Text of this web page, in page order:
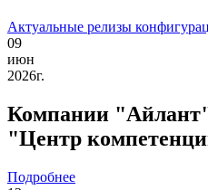
Актуальные релизы
09
июн
2026г.
Компании "Айлант"
"Центр
Подробнее